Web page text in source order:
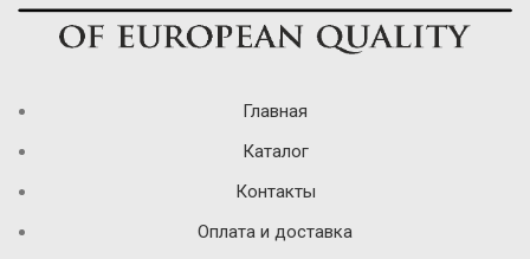
Главная
Каталог
Контакты
Оплата и доставка